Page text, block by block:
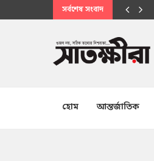
সর্বশেষ সংবাদ
হোম আন্তর্জাতিক